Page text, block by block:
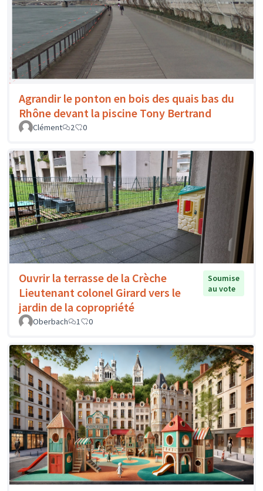
Agrandir le ponton en bois des quais bas du
Rhône devant la piscine Tony Bertrand
Clément 2 0
Ouvrir la terrasse de la Crèche
Lieutenant colonel Girard vers le
jardin de la copropriété
Soumise
au vote
Oberbach 1 0